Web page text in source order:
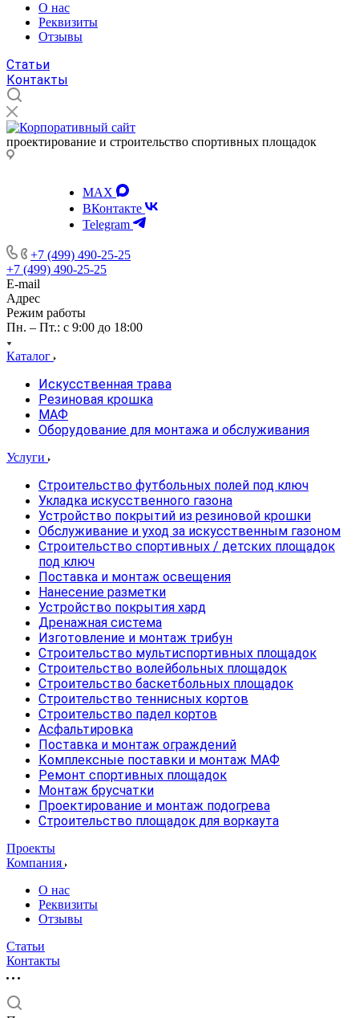
О нас
Реквизиты
Отзывы
Статьи
Контакты
проектирование и строительство спортивных площадок
MAX
ВКонтакте
Telegram
+7 (499) 490-25-25
+7 (499) 490-25-25
E-mail
Адрес
Режим работы
Пн. – Пт.: с 9:00 до 18:00
Каталог
Искусственная трава
Резиновая крошка
МАФ
Оборудование для монтажа и обслуживания
Услуги
Строительство футбольных полей под ключ
Укладка искусственного газона
Устройство покрытий из резиновой крошки
Обслуживание и уход за искусственным газоном
Строительство спортивных / детских площадок
под ключ
Поставка и монтаж освещения
Нанесение разметки
Устройство покрытия хард
Дренажная система
Изготовление и монтаж трибун
Строительство мультиспортивных площадок
Строительство волейбольных площадок
Строительство баскетбольных площадок
Строительство теннисных кортов
Строительство падел кортов
Асфальтировка
Поставка и монтаж ограждений
Комплексные поставки и монтаж МАФ
Ремонт спортивных площадок
Монтаж брусчатки
Проектирование и монтаж подогрева
Строительство площадок для воркаута
Проекты
Компания
О нас
Реквизиты
Отзывы
Статьи
Контакты